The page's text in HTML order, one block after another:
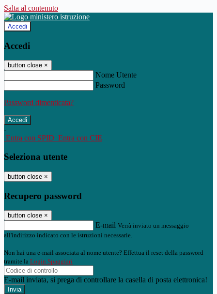
Salta al contenuto
Accedi
Accedi
button close ×
Nome Utente
Password
Password dimenticata?
-
Entra con SPID Entra con CIE
Seleziona utente
button close ×
Recupero password
button close ×
E-mail Verrà inviato un messaggio
all'indirizzo indicato con le istruzioni necessarie.
Non hai una e-mail associata al nome utente? Effettua il reset della password
tramite la Login Spaggiari
E-mail inviata, si prega di controllare la casella di posta elettronica!